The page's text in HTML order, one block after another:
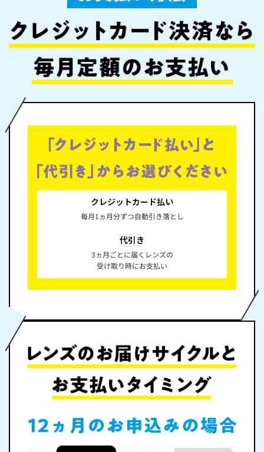
クレジットカード払い
毎月1ヵ月分ずつ自動引き落とし
代引き
3ヵ月ごとに届くレンズの
受け取り時にお支払い